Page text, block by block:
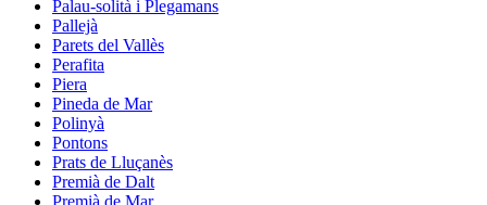
Palau-solità i Plegamans
Pallejà
Parets del Vallès
Perafita
Piera
Pineda de Mar
Polinyà
Pontons
Prats de Lluçanès
Premià de Dalt
Premià de Mar